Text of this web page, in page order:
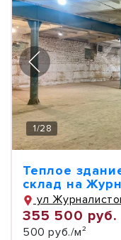
1/28
Теплое
склад на
ул
355 500 руб.
500 руб./м²